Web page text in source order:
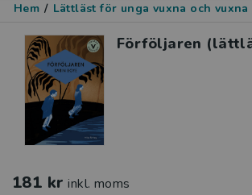
Hem / Lättläst för unga vuxna och vuxna
Förföljaren
181 kr inkl. moms